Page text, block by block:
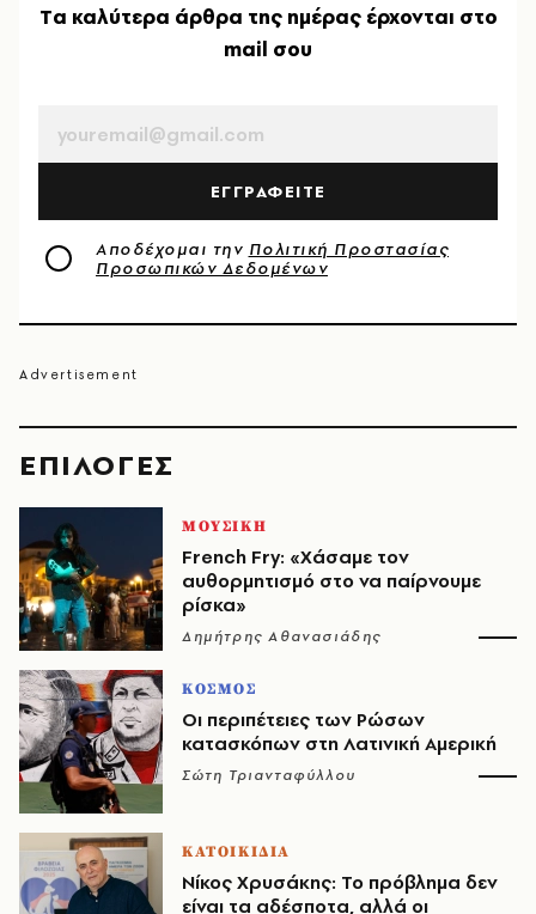
EΠΙΛΟΓΈΣ
ΜΟΥΣΙΚΗ
French Fry: «Χάσαμε τον
αυθορμητισμό στο να παίρνουμε
ρίσκα»
Δημήτρης Αθανασιάδης
ΚΟΣΜΟΣ
Οι περιπέτειες των Ρώσων
κατασκόπων στη Λατινική Αμερική
Σώτη Τριανταφύλλου
ΚΑΤΟΙΚΙΔΙΑ
Νίκος Χρυσάκης: Το πρόβλημα δεν
είναι τα αδέσποτα, αλλά οι
Tα καλύτερα άρθρα της ημέρας έρχονται στο
mail σου
ΕΓΓΡΑΦΕΙΤΕ
Αποδέχομαι την Πολιτική Προστασίας
Προσωπικών Δεδομένων